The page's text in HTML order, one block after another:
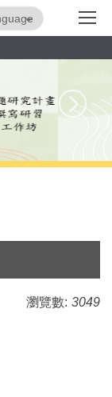
Translate
瀏覽數: 3049